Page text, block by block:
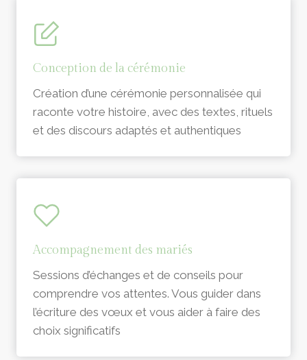
Conception de la cérémonie
Création d’une cérémonie personnalisée qui
raconte votre histoire, avec des textes, rituels
et des discours adaptés et authentiques
Accompagnement des mariés
Sessions d’échanges et de conseils pour
comprendre vos attentes. Vous guider dans
l’écriture des vœux et vous aider à faire des
choix significatifs